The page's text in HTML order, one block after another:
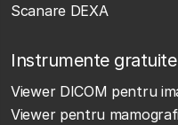
Scanare DEXA
Instrumente gratuite
Viewer DICOM pentru
Viewer pentru